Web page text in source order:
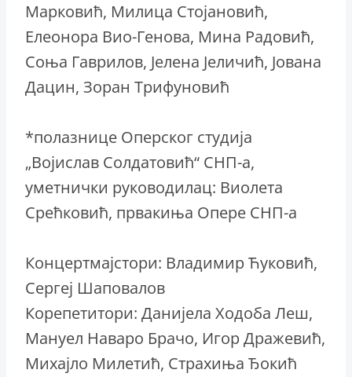
Марковић, Милица Стојановић,
Елеонора Вио-Генова, Мина Радовић,
Соња Гаврилов, Јелена Јеличић, Јована
Дацин, Зоран Трифуновић
*полазнице Оперског студија
„Војислав Солдатовић“ СНП-а,
уметнички руководилац: Виолета
Срећковић, првакиња Опере СНП-а
Концертмајстори: Владимир Ћуковић,
Сергеј Шаповалов
Корепетитори: Данијела Ходоба Леш,
Мануел Наваро Брачо, Игор Дражевић,
Михајло Милетић, Страхиња Ђокић